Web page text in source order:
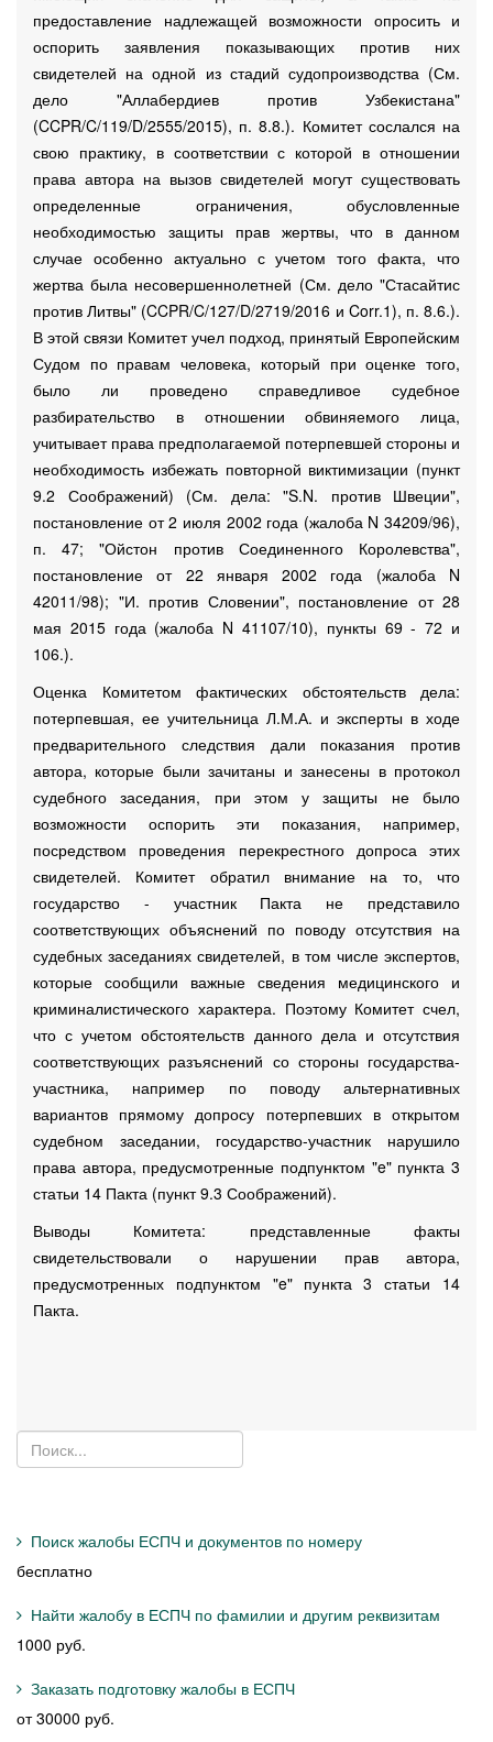
предоставление надлежащей возможности опросить и
оспорить заявления показывающих против них
свидетелей на одной из стадий судопроизводства (См.
дело "Аллабердиев против Узбекистана"
(CCPR/C/119/D/2555/2015), п. 8.8.). Комитет сослался на
свою практику, в соответствии с которой в отношении
права автора на вызов свидетелей могут существовать
определенные ограничения, обусловленные
необходимостью защиты прав жертвы, что в данном
случае особенно актуально с учетом того факта, что
жертва была несовершеннолетней (См. дело "Стасайтис
против Литвы" (CCPR/C/127/D/2719/2016 и Corr.1), п. 8.6.).
В этой связи Комитет учел подход, принятый Европейским
Судом по правам человека, который при оценке того,
было ли проведено справедливое судебное
разбирательство в отношении обвиняемого лица,
учитывает права предполагаемой потерпевшей стороны и
необходимость избежать повторной виктимизации (пункт
9.2 Соображений) (См. дела: "S.N. против Швеции",
постановление от 2 июля 2002 года (жалоба N 34209/96),
п. 47; "Ойстон против Соединенного Королевства",
постановление от 22 января 2002 года (жалоба N
42011/98); "И. против Словении", постановление от 28
мая 2015 года (жалоба N 41107/10), пункты 69 - 72 и
106.).
Оценка Комитетом фактических обстоятельств дела:
потерпевшая, ее учительница Л.М.А. и эксперты в ходе
предварительного следствия дали показания против
автора, которые были зачитаны и занесены в протокол
судебного заседания, при этом у защиты не было
возможности оспорить эти показания, например,
посредством проведения перекрестного допроса этих
свидетелей. Комитет обратил внимание на то, что
государство - участник Пакта не представило
соответствующих объяснений по поводу отсутствия на
судебных заседаниях свидетелей, в том числе экспертов,
которые сообщили важные сведения медицинского и
криминалистического характера. Поэтому Комитет счел,
что с учетом обстоятельств данного дела и отсутствия
соответствующих разъяснений со стороны государства-
участника, например по поводу альтернативных
вариантов прямому допросу потерпевших в открытом
судебном заседании, государство-участник нарушило
права автора, предусмотренные подпунктом "e" пункта 3
статьи 14 Пакта (пункт 9.3 Соображений).
Выводы Комитета: представленные факты
свидетельствовали о нарушении прав автора,
предусмотренных подпунктом "e" пункта 3 статьи 14
Пакта.
Поиск жалобы ЕСПЧ и документов по номеру
бесплатно
Найти жалобу в ЕСПЧ по фамилии и другим реквизитам
1000 руб.
Заказать подготовку жалобы в ЕСПЧ
от 30000 руб.